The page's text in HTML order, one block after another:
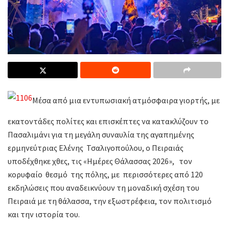
Μέσα από μια εντυπωσιακή ατμόσφαιρα γιορτής, με
εκατοντάδες πολίτες και επισκέπτες να κατακλύζουν το
Πασαλιμάνι για τη μεγάλη συναυλία της αγαπημένης
ερμηνεύτριας Ελένης Τσαλιγοπούλου, ο Πειραιάς
υποδέχθηκε χθες, τις «Ημέρες Θάλασσας 2026», τον
κορυφαίο θεσμό της πόλης, με περισσότερες από 120
εκδηλώσεις που αναδεικνύουν τη μοναδική σχέση του
Πειραιά με τη θάλασσα, την εξωστρέφεια, τον πολιτισμό
και την ιστορία του.